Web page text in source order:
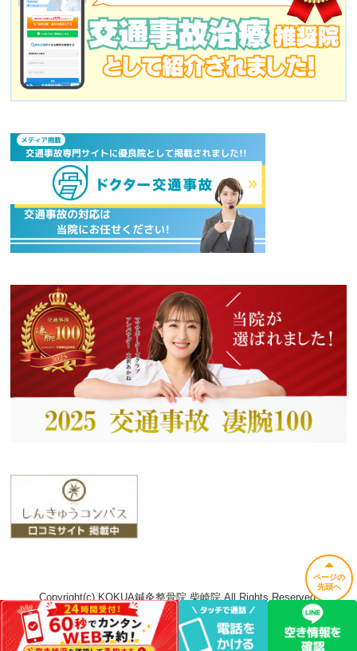
ページの
先頭へ
Copyright(c) KOKUA鍼灸整骨院 柴崎院 All Rights Reserved.